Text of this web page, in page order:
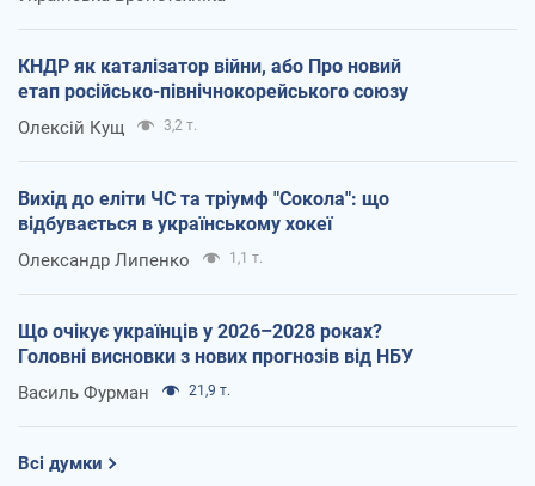
КНДР як каталізатор війни, або Про новий
етап російсько-північнокорейського союзу
Олексій Кущ 3,2 т.
Вихід до еліти ЧС та тріумф "Сокола": що
відбувається в українському хокеї
Олександр Липенко 1,1 т.
Що очікує українців у 2026–2028 роках?
Головні висновки з нових прогнозів від НБУ
Василь Фурман 21,9 т.
Всі думки